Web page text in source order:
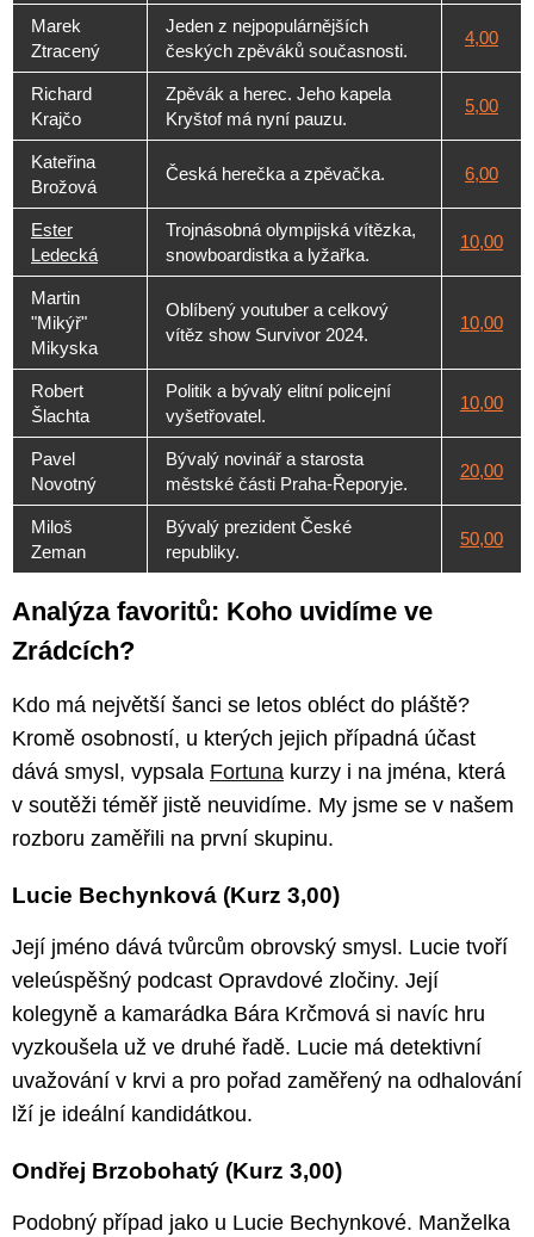
Marek
Ztracený
Jeden z nejpopulárnějších
českých zpěváků současnosti.
4,00
Richard
Krajčo
Zpěvák a herec. Jeho kapela
Kryštof má nyní pauzu.
5,00
Kateřina
Brožová
Česká herečka a zpěvačka. 6,00
Ester
Ledecká
Trojnásobná olympijská vítězka,
snowboardistka a lyžařka.
10,00
Martin
"Mikýř"
Mikyska
Oblíbený youtuber a celkový
vítěz show Survivor 2024.
10,00
Robert
Šlachta
Politik a bývalý elitní policejní
vyšetřovatel.
10,00
Pavel
Novotný
Bývalý novinář a starosta
městské části Praha-Řeporyje.
20,00
Miloš
Zeman
Bývalý prezident České
republiky.
50,00
Analýza favoritů: Koho uvidíme ve
Zrádcích?
Kdo má největší šanci se letos obléct do pláště?
Kromě osobností, u kterých jejich případná účast
dává smysl, vypsala Fortuna kurzy i na jména, která
v soutěži téměř jistě neuvidíme. My jsme se v našem
rozboru zaměřili na první skupinu.
Lucie Bechynková (Kurz 3,00)
Její jméno dává tvůrcům obrovský smysl. Lucie tvoří
veleúspěšný podcast Opravdové zločiny. Její
kolegyně a kamarádka Bára Krčmová si navíc hru
vyzkoušela už ve druhé řadě. Lucie má detektivní
uvažování v krvi a pro pořad zaměřený na odhalování
lží je ideální kandidátkou.
Ondřej Brzobohatý (Kurz 3,00)
Podobný případ jako u Lucie Bechynkové. Manželka